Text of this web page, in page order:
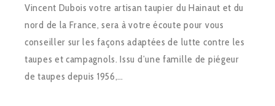
Vincent Dubois votre artisan taupier du Hainaut et du
nord de la France, sera à votre écoute pour vous
conseiller sur les façons adaptées de lutte contre les
taupes et campagnols. Issu d’une famille de piégeur
de taupes depuis 1956,…